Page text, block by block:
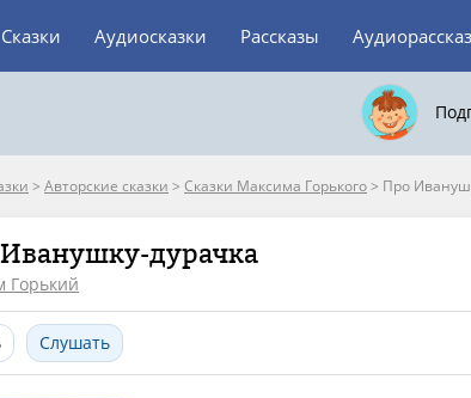
Сказки Аудиосказки Рассказы
> Авторские сказки > Сказки Максима Горького> Про
дурачка
Горький
Слушать